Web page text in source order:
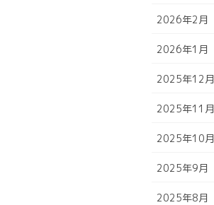
2026年2月
2026年1月
2025年12月
2025年11月
2025年10月
2025年9月
2025年8月